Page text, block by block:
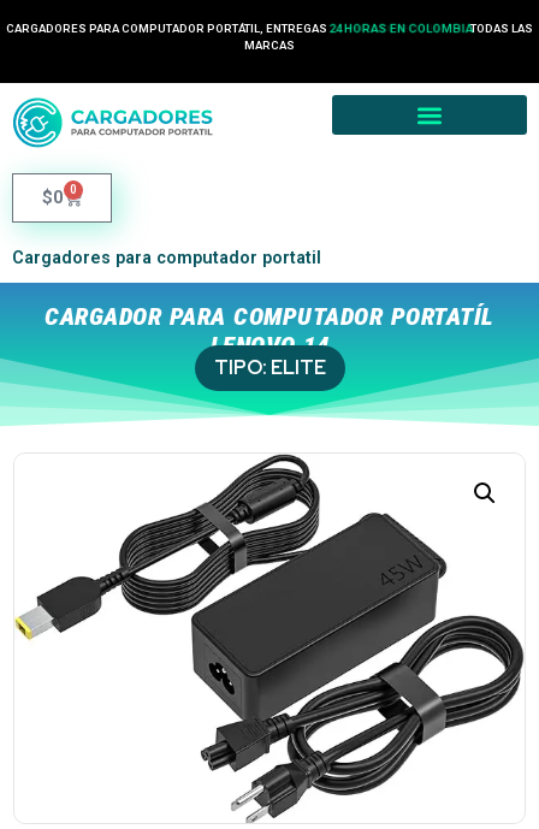
CARGADORES PARA COMPUTADOR PORTÁTIL, ENTREGAS 24 HORAS EN COLOMBIATODAS LAS
MARCAS
$0 0
Cargadores para computador portatil
CARGADOR PARA COMPUTADOR PORTATÍL
LENOVO 14
TIPO: ELITE